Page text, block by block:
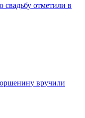
свадьбу отметили в
вручили